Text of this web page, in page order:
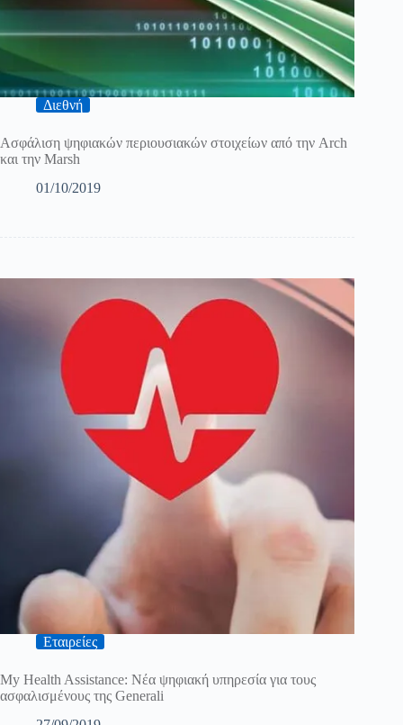
Διεθνή
Ασφάλιση ψηφιακών περιουσιακών στοιχείων από την Arch
και την Marsh
01/10/2019
Εταιρείες
My Health Assistance: Νέα ψηφιακή υπηρεσία για τους
ασφαλισμένους της Generali